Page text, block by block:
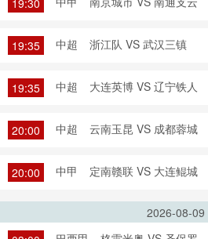
19:30
19:35 中超 浙江队 VS 武汉三镇
19:35 中超 大连英博 VS 辽宁铁人
20:00 中超 云南玉昆 VS 成都蓉城
20:00 中甲 定南赣联 VS 大连鲲城
2026-08-09